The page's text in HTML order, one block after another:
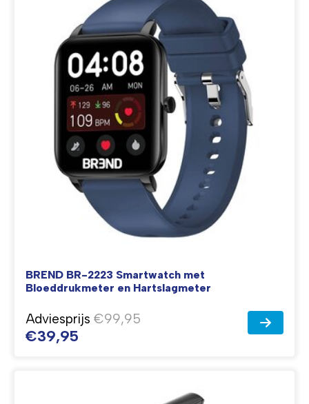
BREND BR-2223 Smartwatch met
Bloeddrukmeter en Hartslagmeter
Adviesprijs €99,95
€39,95